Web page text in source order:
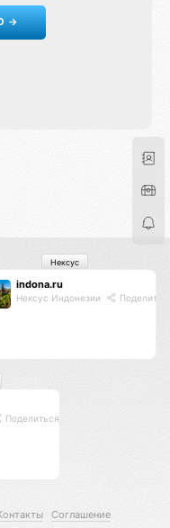
→
indona.ru
Нексус Индонезии
Нексус
Поделиться
Соглашение